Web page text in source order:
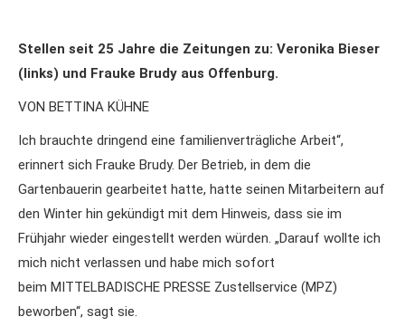
Stellen seit 25 Jahre die Zeitungen zu: Veronika Bieser
(links) und Frauke Brudy aus Offenburg.
VON BETTINA KÜHNE
Ich brauchte dringend eine familienverträgliche Arbeit“,
erinnert sich Frauke Brudy. Der Betrieb, in dem die
Gartenbauerin gearbeitet hatte, hatte seinen Mitarbeitern auf
den Winter hin gekündigt mit dem Hinweis, dass sie im
Frühjahr wieder eingestellt werden würden. „Darauf wollte ich
mich nicht verlassen und habe mich sofort
beim MITTELBADISCHE PRESSE Zustellservice (MPZ)
beworben“, sagt sie.